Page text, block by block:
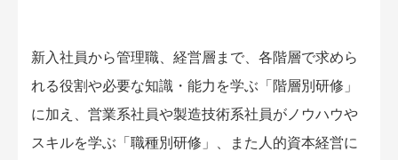
新入社員から管理職、経営層まで、各階層で求めら
れる役割や必要な知識・能力を学ぶ「階層別研修」
に加え、営業系社員や製造技術系社員がノウハウや
スキルを学ぶ「職種別研修」、また人的資本経営に